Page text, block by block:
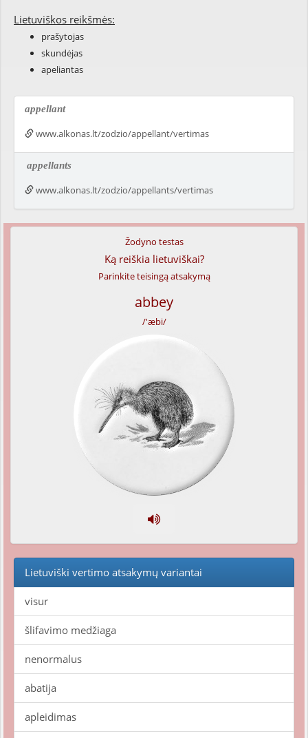
Lietuviškos reikšmės:
prašytojas
skundėjas
apeliantas
appellant
www.alkonas.lt/zodzio/appellant/vertimas
appellants
www.alkonas.lt/zodzio/appellants/vertimas
Žodyno testas
Ką reiškia lietuviškai?
Parinkite teisingą atsakymą
abbey
/'æbi/
Lietuviški vertimo atsakymų variantai
visur
šlifavimo medžiaga
nenormalus
abatija
apleidimas